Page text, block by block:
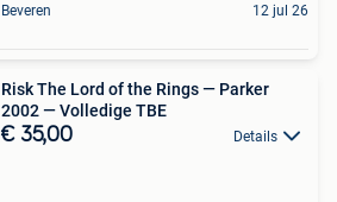
Beveren 12 jul 26
Risk The Lord of the Rings — Parker
2002 — Volledige TBE
€ 35,00 Details